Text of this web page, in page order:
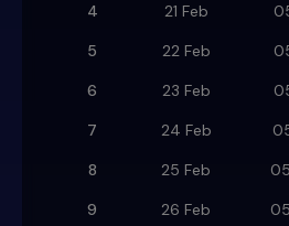
4
21 Feb
5
22 Feb
6
23 Feb
7
24 Feb
8
25 Feb
9
26 Feb